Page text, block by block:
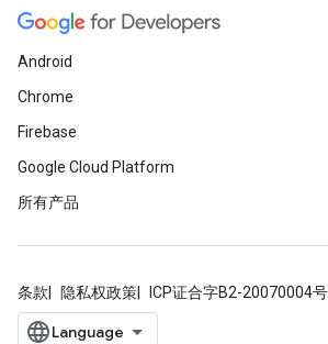
Android
Chrome
Firebase
Google Cloud Platform
所有产品
条款 隐私权政策 ICP证合字B2-20070004号